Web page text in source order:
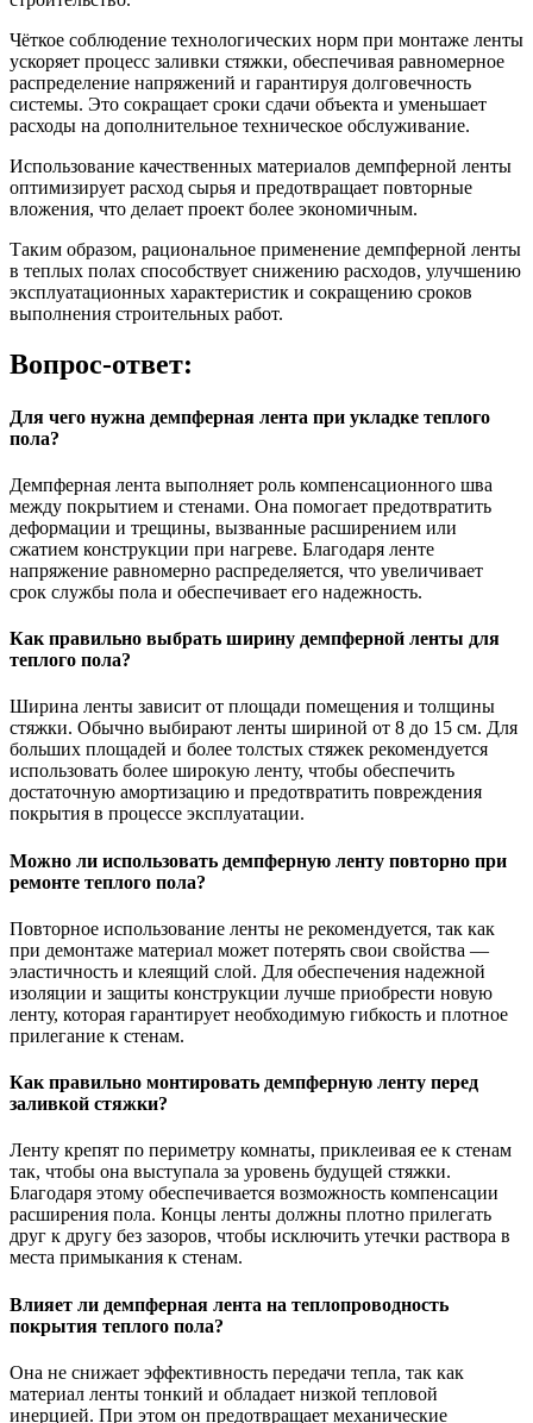
Чёткое соблюдение технологических норм при монтаже ленты
ускоряет процесс заливки стяжки, обеспечивая равномерное
распределение напряжений и гарантируя долговечность
системы. Это сокращает сроки сдачи объекта и уменьшает
расходы на дополнительное техническое обслуживание.
Использование качественных материалов демпферной ленты
оптимизирует расход сырья и предотвращает повторные
вложения, что делает проект более экономичным.
Таким образом, рациональное применение демпферной ленты
в теплых полах способствует снижению расходов, улучшению
эксплуатационных характеристик и сокращению сроков
выполнения строительных работ.
Вопрос-ответ:
Для чего нужна демпферная лента при укладке теплого
пола?
Демпферная лента выполняет роль компенсационного шва
между покрытием и стенами. Она помогает предотвратить
деформации и трещины, вызванные расширением или
сжатием конструкции при нагреве. Благодаря ленте
напряжение равномерно распределяется, что увеличивает
срок службы пола и обеспечивает его надежность.
Как правильно выбрать ширину демпферной ленты для
теплого пола?
Ширина ленты зависит от площади помещения и толщины
стяжки. Обычно выбирают ленты шириной от 8 до 15 см. Для
больших площадей и более толстых стяжек рекомендуется
использовать более широкую ленту, чтобы обеспечить
достаточную амортизацию и предотвратить повреждения
покрытия в процессе эксплуатации.
Можно ли использовать демпферную ленту повторно при
ремонте теплого пола?
Повторное использование ленты не рекомендуется, так как
при демонтаже материал может потерять свои свойства —
эластичность и клеящий слой. Для обеспечения надежной
изоляции и защиты конструкции лучше приобрести новую
ленту, которая гарантирует необходимую гибкость и плотное
прилегание к стенам.
Как правильно монтировать демпферную ленту перед
заливкой стяжки?
Ленту крепят по периметру комнаты, приклеивая ее к стенам
так, чтобы она выступала за уровень будущей стяжки.
Благодаря этому обеспечивается возможность компенсации
расширения пола. Концы ленты должны плотно прилегать
друг к другу без зазоров, чтобы исключить утечки раствора в
места примыкания к стенам.
Влияет ли демпферная лента на теплопроводность
покрытия теплого пола?
Она не снижает эффективность передачи тепла, так как
материал ленты тонкий и обладает низкой тепловой
инерцией. При этом он предотвращает механические